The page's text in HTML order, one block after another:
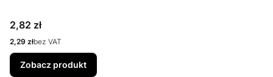
Cena
2,82 zł
Cena
2,29 złbez VAT
Zobacz produkt